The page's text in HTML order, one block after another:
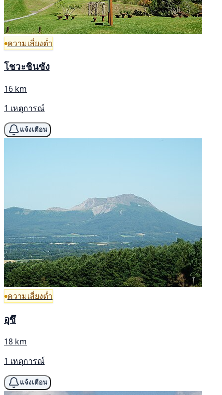
ความเสี่ยงต่ำ
โชวะชินซัง
16 km
1 เหตุการณ์
แจ้งเตือน
ความเสี่ยงต่ำ
อุซึ
18 km
1 เหตุการณ์
แจ้งเตือน